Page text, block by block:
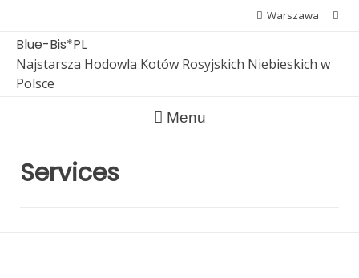
content
Warszawa
Blue-Bis*PL
Najstarsza Hodowla Kotów Rosyjskich Niebieskich w
Polsce
Menu
Services